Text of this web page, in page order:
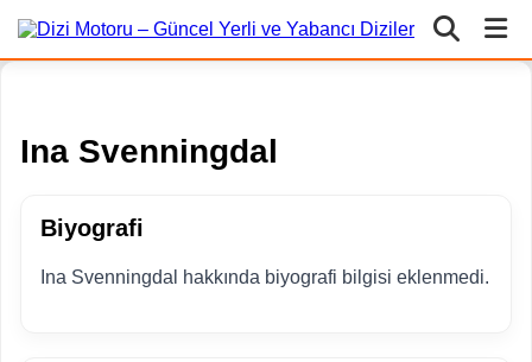
Ina Svenningdal
Biyografi
Ina Svenningdal hakkında biyografi bilgisi eklenmedi.